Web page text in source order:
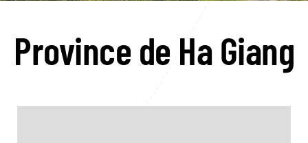
Province de Ha Giang